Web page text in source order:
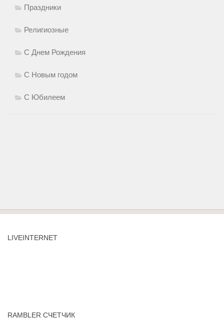
Праздники
Религиозные
С Днем Рождения
С Новым годом
С Юбилеем
LIVEINTERNET
RAMBLER СЧЕТЧИК